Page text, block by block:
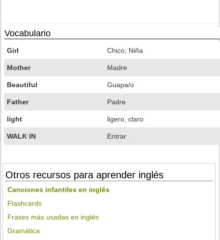
Vocabulario
Girl Chico; Niña
Mother Madre
Beautiful Guapa/o
Father Padre
light ligero, claro
WALK IN Entrar
Otros recursos para aprender inglés
Canciones infantiles en inglés
Flashcards
Frases más usadas en inglés
Gramática